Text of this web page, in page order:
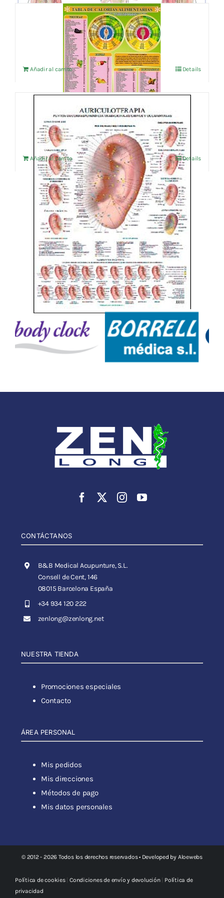
TABLA DE CALORIAS ALIMENTARIAS
IVA no incluído
Añadir al carrito Details
AURICULOTERAPIA
IVA no incluído
Añadir al carrito Details
CONTÁCTANOS
B&B Medical Acupunture, S.L.
Consell de Cent, 146
08015 Barcelona España
+34 934 120 222
zenlong@zenlong.net
NUESTRA TIENDA
Promociones especiales
Contacto
ÁREA PERSONAL
Mis pedidos
Mis direcciones
Métodos de pago
Mis datos personales
© 2012 - 2026 Todos los derechos reservados • Developed by Aloewebs
Política de cookies|Condiciones de envío y devolución| Política de
privacidad